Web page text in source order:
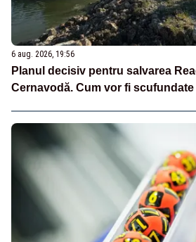
6 aug. 2026, 19:56
Planul decisiv pentru salvarea
Cernavodă. Cum vor fi